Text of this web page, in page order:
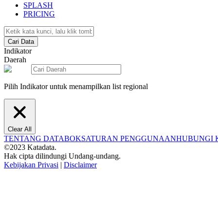
SPLASH
PRICING
Cari Data
Indikator
Daerah
Pilih Indikator untuk menampilkan list regional
Clear All
TENTANG DATABOKSATURAN PENGGUNAANHUBUNGI
©2023 Katadata.
Hak cipta dilindungi Undang-undang.
Kebijakan Privasi | Disclaimer